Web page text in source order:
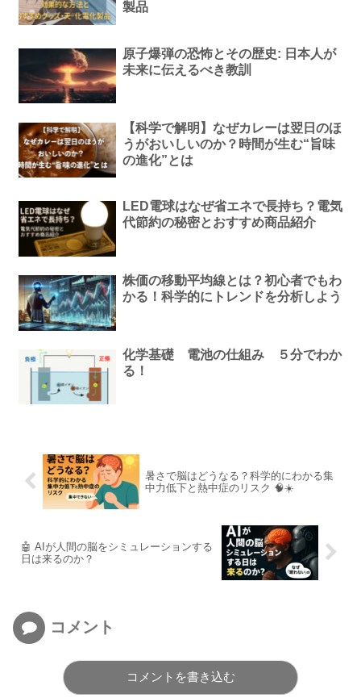
製品
原子爆弾の恐怖とその歴史: 日本人が
未来に伝えるべき教訓
【科学で解明】なぜカレーは翌日のほ
うがおいしいのか？時間が生む“旨味
の進化”とは
LED電球はなぜ省エネで長持ち？電気
代節約の秘密とおすすめ商品紹介
株価の移動平均線とは？初心者でもわ
かる！科学的にトレンドを分析しよう
化学基礎 電池の仕組み ５分でわか
る！
暑さで脳はどうなる？科学的にわかる集
中力低下と熱中症のリスク 🧠☀️
🤖 AIが人間の脳をシミュレーションする
日は来るのか？
コメント
コメントを書き込む